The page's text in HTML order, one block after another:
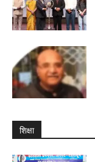
शिक्षा